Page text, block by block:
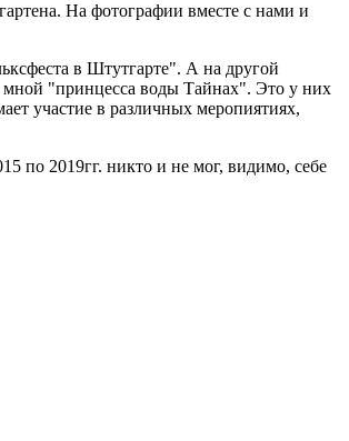
На фотографии вместе с нами и
в Штутгарте". А на другой
мной "принцесса воды Тайнах". Это у них
участие в различных меропиятиях,
по 2019гг. никто и не мог, видимо, себе